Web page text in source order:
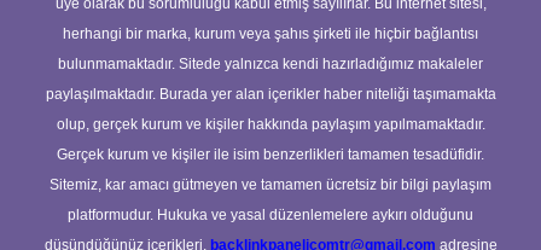
üye olarak bu sorumluluğu kabul etmiş sayılırlar. Bu internet sitesi,
herhangi bir marka, kurum veya şahıs şirketi ile hiçbir bağlantısı
bulunmamaktadır. Sitede yalnızca kendi hazırladığımız makaleler
paylaşılmaktadır. Burada yer alan içerikler haber niteliği taşımamakta
olup, gerçek kurum ve kişiler hakkında paylaşım yapılmamaktadır.
Gerçek kurum ve kişiler ile isim benzerlikleri tamamen tesadüfidir.
Sitemiz, kar amacı gütmeyen ve tamamen ücretsiz bir bilgi paylaşım
platformudur. Hukuka ve yasal düzenlemelere aykırı olduğunu
düşündüğünüz içerikleri, backlinkpanelicomtr@gmail.com adresine